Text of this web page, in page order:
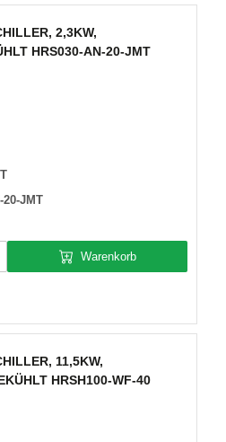
2,3KW,
HRS030-AN-20-JMT
20-JMT
Warenkorb
11,5KW,
HRSH100-WF-40